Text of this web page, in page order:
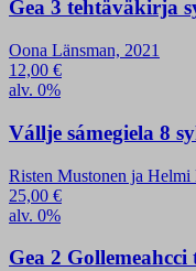
Gea 3 tehtäväkirja
Oona Länsman, 2021
12,00 €
alv. 0%
Vállje sámegiela 8
Risten Mustonen ja Helmi
25,00 €
alv. 0%
Gea 2